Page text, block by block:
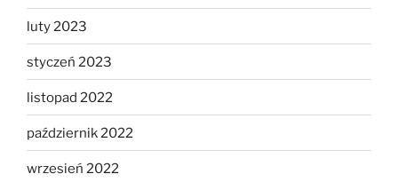
luty 2023
styczeń 2023
listopad 2022
październik 2022
wrzesień 2022